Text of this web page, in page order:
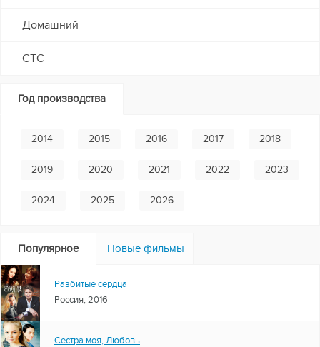
Домашний
СТС
Год производства
2014 2015 2016 2017 2018
2019 2020 2021 2022 2023
2024 2025 2026
Популярное Новые фильмы
Разбитые сердца
Россия, 2016
Сестра моя, Любовь